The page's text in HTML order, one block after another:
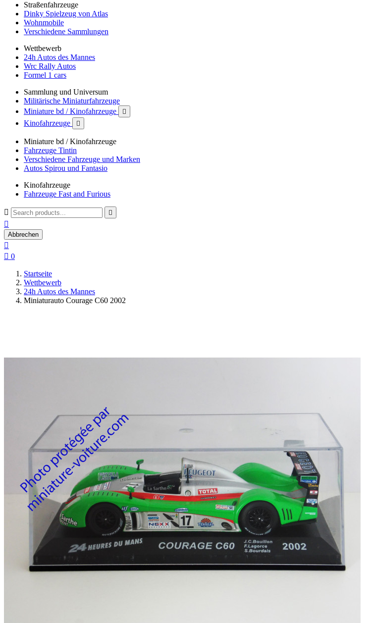
Straßenfahrzeuge
Dinky Spielzeug von Atlas
Wohnmobile
Verschiedene Sammlungen
Wettbewerb
24h Autos des Mannes
Wrc Rally Autos
Formel 1 cars
Sammlung und Universum
Militärische Miniaturfahrzeuge
Miniature bd / Kinofahrzeuge

Kinofahrzeuge 
Miniature bd / Kinofahrzeuge
Fahrzeuge Tintin
Verschiedene Fahrzeuge und Marken
Autos Spirou und Fantasio
Kinofahrzeuge
Fahrzeuge Fast and Furious
 

Abbrechen

 0
Startseite
Wettbewerb
24h Autos des Mannes
Miniaturauto Courage C60 2002